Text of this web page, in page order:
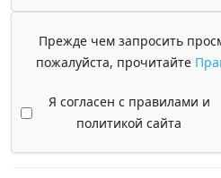
Прежде чем запросить
пожалуйста, прочитайте
Я согласен с правилами и
политикой сайта